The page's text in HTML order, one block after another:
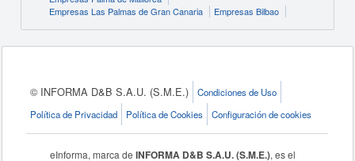
Empresas Las Palmas de Gran Canaria
Empresas Bilbao
© INFORMA D&B S.A.U. (S.M.E.)
Condiciones de Uso
Política de Privacidad
Política de Cookies Configuración de cookies
eInforma, marca deINFORMA D&B S.A.U. (S.M.E.), es el